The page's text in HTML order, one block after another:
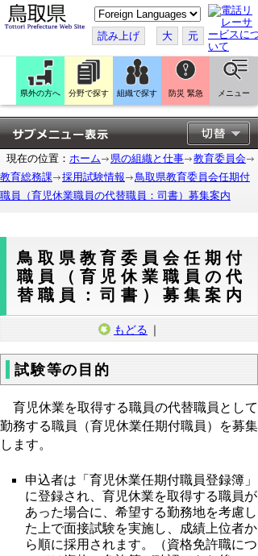
こ
の
ペ
ー
ジ
翻
訳
す
る
読み上げ 大 元
県外の方へ 分野で探す 組織で探す 防災 緊急 メニュー
現在の位置： ホーム 県の組織と仕事
教育委員会
教育総務課
採用試験情報
鳥取県教育委員会任期付
職員（育児休業職員の代替職員：司書）募集案内
鳥取県教育委員会任期付
職員（育児休業職員の代
替職員：司書）募集案内
もどる ｜
試験等の目的
育児休業を取得する職員の代替職員として
勤務する職員（育児休業任期付職員）を募集
します。
申込者は「育児休業任期付職員登録簿」
に登録され、育児休業を取得する職員が
あった場合に、希望する勤務地を考慮し
た上で面接試験を実施し、成績上位者か
ら順に採用されます。（資格免許職につ